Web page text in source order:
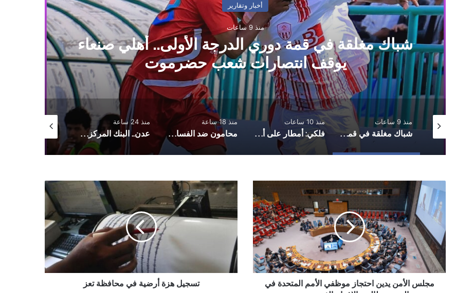
أخبار وتقارير
منذ 9 ساعات
شباك مغلقة في قمة دوري الدرجة الأولى.. أهلي صنعاء
يوقف انتصارات شعب حضرموت
المالكي يعلن عن هجمات استهدفت جنوب غرب السعودية
منذ 9 ساعات
شباك مغلقة في قمة دوري الدرجة الأولى.. أهلي صنعاء يوقف انتصارات شعب حضرموت
منذ 10 ساعات
فلكي: أمطار على أجزاء واسعة من صنعاء بالتزامن مع تحسن نسبي للأمطار على مستوى البلاد
منذ 18 ساعة
محامون ضد الفساد: منع المحامين من الترافع اعتداء على العدالة وهيبة القضاء
منذ 24 ساعة
عدن.. البنك المركزي يوقف تراخيص ثلاث منشآت صرافة ويغلق مقراتها
منذ يوم واحد
مجلس
الأمن
يدين
احتجاز
موظفي
الأمم
المتحدة
في
اليمن
ويطالبمجلس الأمن يدين احتجاز موظفي الأمم المتحدة في
تسجيل
هزة
أرضية
في
تعز
تسجيل هزة أرضية في محافظة تعز